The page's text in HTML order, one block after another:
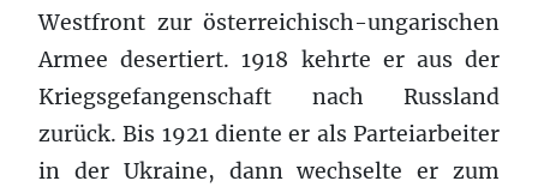
Westfront zur österreichisch-ungarischen
Armee desertiert. 1918 kehrte er aus der
Kriegsgefangenschaft nach Russland
zurück. Bis 1921 diente er als Parteiarbeiter
in der Ukraine, dann wechselte er zum